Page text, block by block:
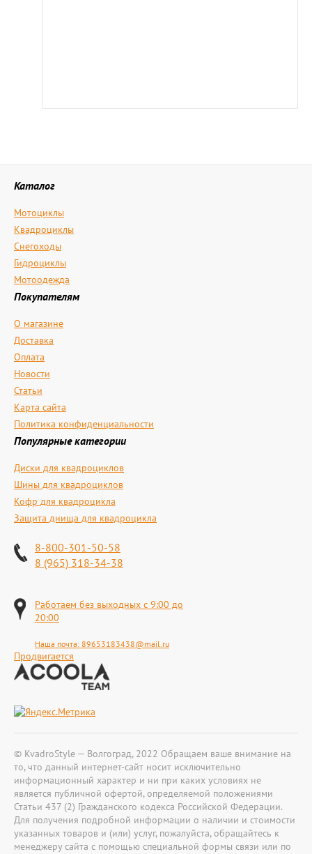
Каталог
Мотоциклы
Квадроциклы
Снегоходы
Гидроциклы
Мотоодежда
Покупателям
О магазине
Доставка
Оплата
Новости
Статьи
Карта сайта
Политика конфиденциальности
Популярные категории
Диски для квадроциклов
Шины для квадроциклов
Кофр для квадроцикла
Защита днища для квадроцикла
8-800-301-50-58
8 (965) 318-34-38
Работаем без выходных с 9:00 до
20:00
Наша почта: 89653183438@mail.ru
Продвигается
© KvadroStyle — Волгоград, 2022 Обращаем ваше внимание на
то, что данный интернет-сайт носит исключительно
информационный характер и ни при каких условиях не
является публичной офертой, определяемой положениями
Статьи 437 (2) Гражданского кодекса Российской Федерации.
Для получения подробной информации о наличии и стоимости
указанных товаров и (или) услуг, пожалуйста, обращайтесь к
менеджеру сайта с помощью специальной формы связи или по